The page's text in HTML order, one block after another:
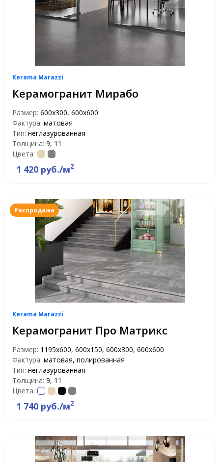
Kerama Marazzi
Керамогранит Мирабо
Размер: 600x300, 600x600
Фактура: матовая
Тип: неглазурованная
Толщина: 9, 11
Цвета:
1 420 руб./м2
Распродажа
Kerama Marazzi
Керамогранит Про Матрикс
Размер: 1195x600, 600x150, 600x300, 600х600
Фактура: матовая, полированная
Тип: неглазурованная
Толщина: 9, 11
Цвета:
1 740 руб./м2